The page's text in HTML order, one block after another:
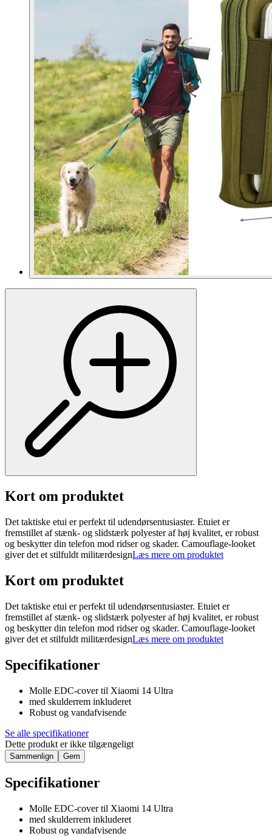
Kort om produktet
Det taktiske etui er perfekt til udendørsentusiaster. Etuiet er
fremstillet af stænk- og slidstærk polyester af høj kvalitet, er robust
og beskytter din telefon mod ridser og skader. Camouflage-looket
giver det et stilfuldt militærdesignLæs mere om produktet
Kort om produktet
Det taktiske etui er perfekt til udendørsentusiaster. Etuiet er
fremstillet af stænk- og slidstærk polyester af høj kvalitet, er robust
og beskytter din telefon mod ridser og skader. Camouflage-looket
giver det et stilfuldt militærdesignLæs mere om produktet
Specifikationer
Molle EDC-cover til Xiaomi 14 Ultra
med skulderrem inkluderet
Robust og vandafvisende
Se alle specifikationer
Dette produkt er ikke tilgængeligt
Sammenlign Gem
Specifikationer
Molle EDC-cover til Xiaomi 14 Ultra
med skulderrem inkluderet
Robust og vandafvisende